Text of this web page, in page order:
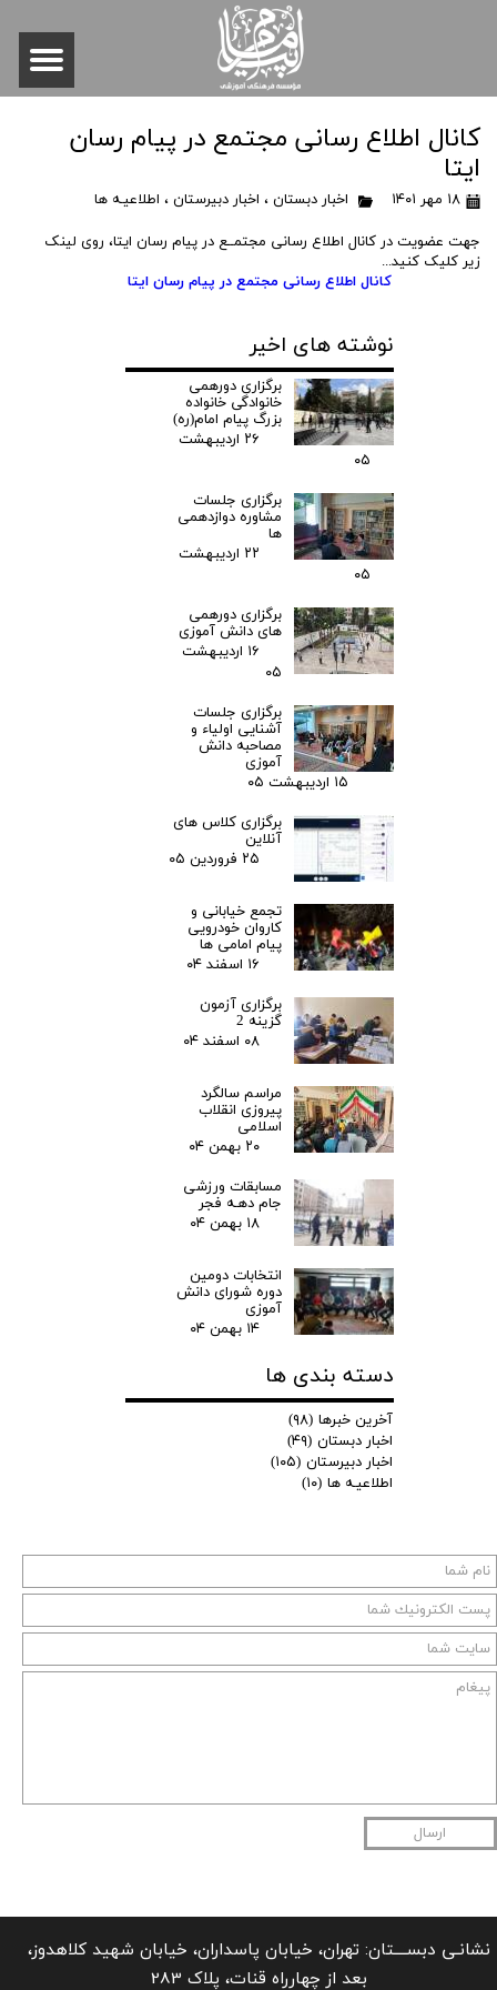
کانال اطلاع رسانی مجتمع در پیام رسان
ایتا
۱۸ مهر ۱۴۰۱ اخبار دبستان ، اخبار دبیرستان ، اطلاعیـه ها
جهت عضویت در کانال اطلاع رسانی مجتمــع در پیام رسان ایتا، روی لینک
زیر کلیک کنید...
کانال اطلاع رسانی مجتمع در پیام رسان ایتا
ارسال
نوشته های اخیر
برگزاری دورهمی
خانوادگی خانواده
بزرگ پیام امام(ره)
۲۶ اردیبهشت
۰۵
برگزاری جلسات
مشاوره دوازدهمی
ها
۲۲ اردیبهشت
۰۵
برگزاری دورهمی
های دانش آموزی
۱۶ اردیبهشت
۰۵
برگزاری جلسات
آشنایی اولیاء و
مصاحبه دانش
آموزی
۱۵ اردیبهشت ۰۵
برگزاری کلاس های
آنلاین
۲۵ فروردین ۰۵
تجمع خیابانی و
کاروان خودرویی
پیام امامی ها
۱۶ اسفند ۰۴
برگزاری آزمون
گزینه 2
۰۸ اسفند ۰۴
مراسم سالگرد
پیروزی انقلاب
اسلامی
۲۰ بهمن ۰۴
مسابقات ورزشی
جام دهـه فجر
۱۸ بهمن ۰۴
انتخابات دومین
دوره شورای دانش
آموزی
۱۴ بهمن ۰۴
دسته بندی ها
آخرین خبرها (۹۸)
اخبار دبستان (۴۹)
اخبار دبیرستان (۱۰۵)
اطلاعیـه ها (۱۰)
نشانـی دبســــتان: تهران، خیابان پاسداران، خیابان شهید کلاهدوز،
بعد از چهارراه قنات، پلاک 283